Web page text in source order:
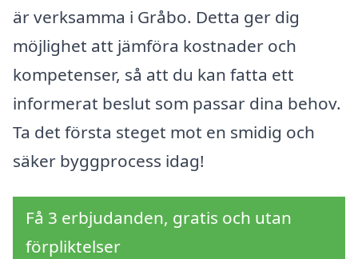
är verksamma i Gråbo. Detta ger dig
möjlighet att jämföra kostnader och
kompetenser, så att du kan fatta ett
informerat beslut som passar dina behov.
Ta det första steget mot en smidig och
säker byggprocess idag!
Få 3 erbjudanden, gratis och utan
förpliktelser